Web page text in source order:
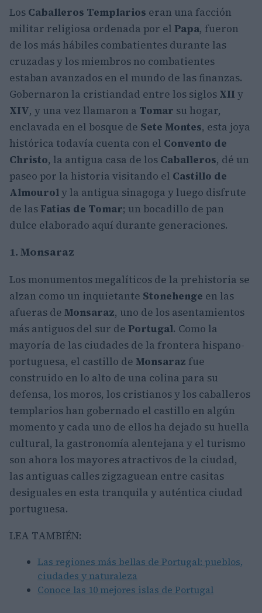
Los Caballeros Templarios eran una facción
militar religiosa ordenada por el Papa, fueron
de los más hábiles combatientes durante las
cruzadas y los miembros no combatientes
estaban avanzados en el mundo de las finanzas.
Gobernaron la cristiandad entre los siglos XII y
XIV, y una vez llamaron a Tomar su hogar,
enclavada en el bosque de Sete Montes, esta joya
histórica todavía cuenta con el Convento de
Christo, la antigua casa de los Caballeros, dé un
paseo por la historia visitando el Castillo de
Almouroly la antigua sinagoga y luego disfrute
de las Fatias de Tomar; un bocadillo de pan
dulce elaborado aquí durante generaciones.
1. Monsaraz
Los monumentos megalíticos de la prehistoria se
alzan como un inquietante Stonehenge en las
afueras de Monsaraz, uno de los asentamientos
más antiguos del sur de Portugal. Como la
mayoría de las ciudades de la frontera hispano-
portuguesa, el castillo de Monsaraz fue
construido en lo alto de una colina para su
defensa, los moros, los cristianos y los caballeros
templarios han gobernado el castillo en algún
momento y cada uno de ellos ha dejado su huella
cultural, la gastronomía alentejana y el turismo
son ahora los mayores atractivos de la ciudad,
las antiguas calles zigzaguean entre casitas
desiguales en esta tranquila y auténtica ciudad
portuguesa.
LEA TAMBIÉN:
Las regiones más bellas de Portugal: pueblos,
ciudades y naturaleza
Conoce las 10 mejores islas de Portugal